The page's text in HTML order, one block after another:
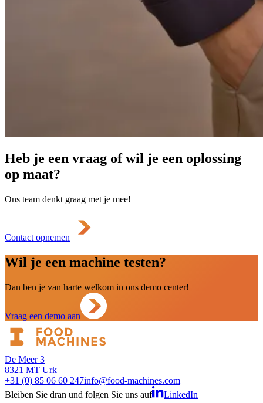
Heb je een vraag of wil je een oplossing
op maat?
Ons team denkt graag met je mee!
Contact opnemen
Wil je een machine testen?
Dan ben je van harte welkom in ons demo center!
Vraag een demo aan
De Meer 3
8321 MT Urk
+31 (0) 85 06 60 247info@food-machines.com
Bleiben Sie dran und folgen Sie uns auf
LinkedIn